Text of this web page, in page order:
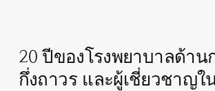
20 ปีของโรงพยาบาลด้าน
กึ่งถาวร และผู้เชี่ยวชาญใ